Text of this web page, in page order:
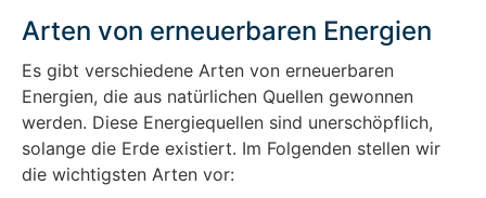
Arten von erneuerbaren Energien
Es gibt verschiedene Arten von erneuerbaren
Energien, die aus natürlichen Quellen gewonnen
werden. Diese Energiequellen sind unerschöpflich,
solange die Erde existiert. Im Folgenden stellen wir
die wichtigsten Arten vor: